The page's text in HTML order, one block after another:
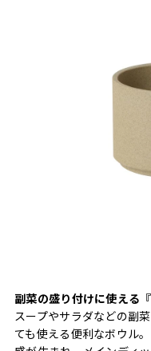
副菜の盛り付けに使える『
スープやサラダなどの副
ても使える便利なボウル